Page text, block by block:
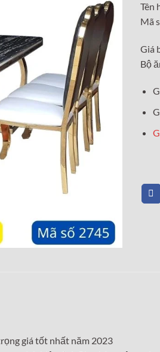
Tên
Mã
Giá
Bộ
giá tốt nhất năm 2023